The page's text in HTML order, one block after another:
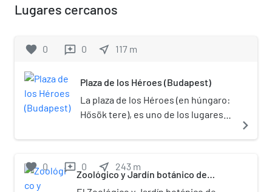
Lugares cercanos
favorite 0 reviews 0 near_me 117 m
Plaza de los Héroes (Budapest)
La plaza de los Héroes (en húngaro:
Hősök tere), es uno de los lugares
Hungría. Está situada en un
cerca del parque de la ciudad, con la
que conforma parte del conjunto
navigate_next
favorite 0 reviews 0 near_me 243 m
Zoológico y Jardín botánico de